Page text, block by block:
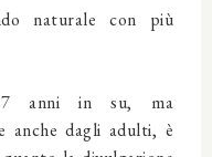
naturale con più
7 anni in su, ma
anche dagli adulti, è